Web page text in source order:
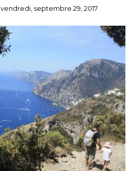
vendredi, septembre 29, 2017